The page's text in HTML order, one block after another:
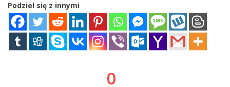
Podziel się z innymi
0